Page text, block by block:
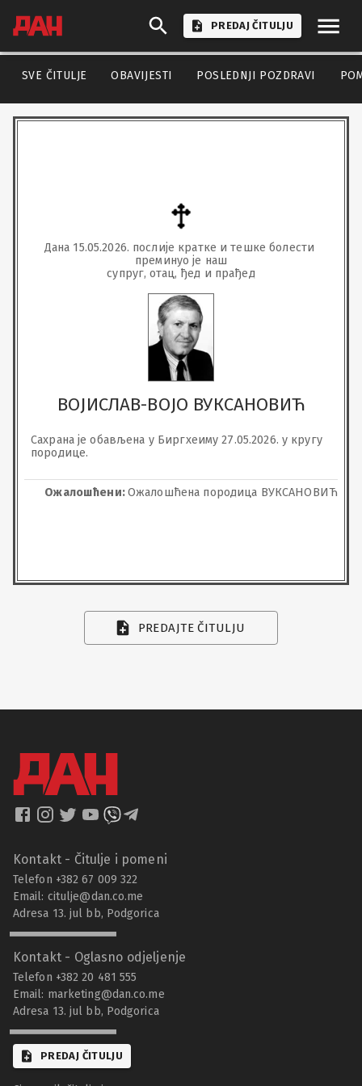
PREDAJ ČITULJU
SVE ČITULJE OBAVIJESTI POSLEDNJI POZDRAVI
Дана 15.05.2026. послије кратке и тешке болести
преминуо је наш
супруг, отац, ђед и прађед
ВОЈИСЛАВ-ВОЈО ВУКСАНОВИЋ
Сахрана је обављена у Биргхеиму 27.05.2026. у кругу
породице.
Ожалошћени:Ожалошћена породица ВУКСАНОВИЋ
PREDAJTE ČITULJU
Kontakt - Čitulje i pomeni
Telefon +382 67 009 322
Email: citulje@dan.co.me
Adresa 13. jul bb, Podgorica
Kontakt - Oglasno odjeljenje
Telefon +382 20 481 555
Email: marketing@dan.co.me
Adresa 13. jul bb, Podgorica
PREDAJ ČITULJU